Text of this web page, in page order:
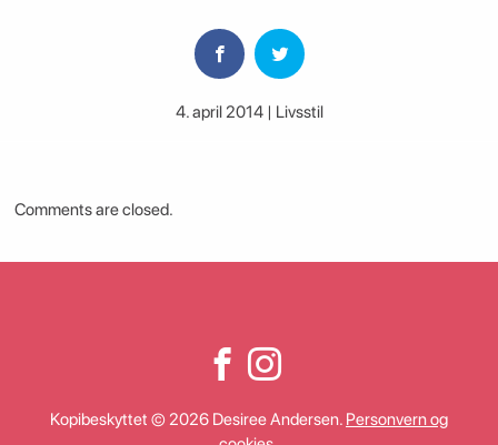
4. april 2014 | Livsstil
Comments are closed.
Kopibeskyttet © 2026 Desiree Andersen. Personvern og